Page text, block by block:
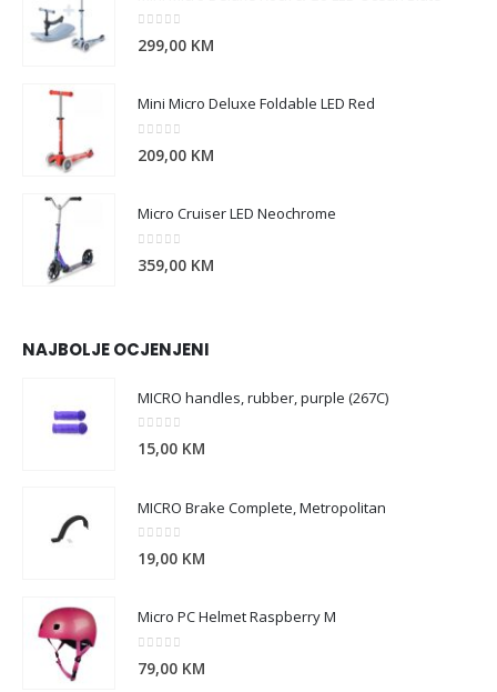
0 out of 5
299,00 KM
Mini Micro Deluxe Foldable LED Red
0 out of 5
209,00 KM
Micro Cruiser LED Neochrome
359,00 KM
NAJBOLJE OCJENJENI
MICRO handles, rubber, purple (267C)
0 out of 5
15,00 KM
MICRO Brake Complete, Metropolitan
0 out of 5
19,00 KM
Micro PC Helmet Raspberry M
79,00 KM